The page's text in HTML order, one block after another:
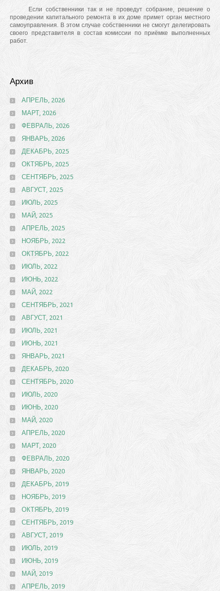
Если собственники так и не проведут собрание, решение о
проведении капитального ремонта в их доме примет орган местного
самоуправления. В этом случае собственники не смогут делегировать
своего представителя в состав комиссии по приёмке выполненных
работ.
Архив
АПРЕЛЬ, 2026
МАРТ, 2026
ФЕВРАЛЬ, 2026
ЯНВАРЬ, 2026
ДЕКАБРЬ, 2025
ОКТЯБРЬ, 2025
СЕНТЯБРЬ, 2025
АВГУСТ, 2025
ИЮЛЬ, 2025
МАЙ, 2025
АПРЕЛЬ, 2025
НОЯБРЬ, 2022
ОКТЯБРЬ, 2022
ИЮЛЬ, 2022
ИЮНЬ, 2022
МАЙ, 2022
СЕНТЯБРЬ, 2021
АВГУСТ, 2021
ИЮЛЬ, 2021
ИЮНЬ, 2021
ЯНВАРЬ, 2021
ДЕКАБРЬ, 2020
СЕНТЯБРЬ, 2020
ИЮЛЬ, 2020
ИЮНЬ, 2020
МАЙ, 2020
АПРЕЛЬ, 2020
МАРТ, 2020
ФЕВРАЛЬ, 2020
ЯНВАРЬ, 2020
ДЕКАБРЬ, 2019
НОЯБРЬ, 2019
ОКТЯБРЬ, 2019
СЕНТЯБРЬ, 2019
АВГУСТ, 2019
ИЮЛЬ, 2019
ИЮНЬ, 2019
МАЙ, 2019
АПРЕЛЬ, 2019